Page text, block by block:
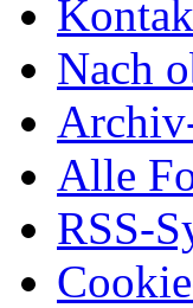
Nach
Alle
RSS-